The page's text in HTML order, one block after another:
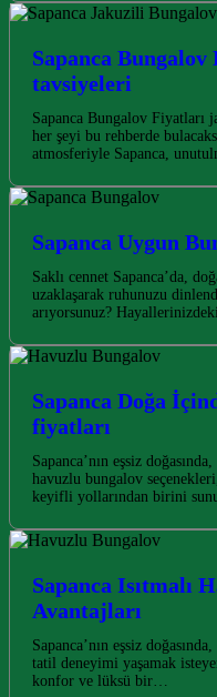
Sapanca
tavsiyeleri
Sapanca Bungalov Fiyatları
her şeyi bu rehberde
atmosferiyle Sapanca,
Sapanca Uygun
Saklı cennet Sapanca’da,
uzaklaşarak ruhunuzu
arıyorsunuz?
Sapanca Doğa
fiyatları
Sapanca’nın eşsiz
havuzlu bungalov
keyifli yollarından birini
Sapanca Isıtmalı
Avantajları
Sapanca’nın eşsiz
tatil deneyimi yaşamak
konfor ve lüksü bir…